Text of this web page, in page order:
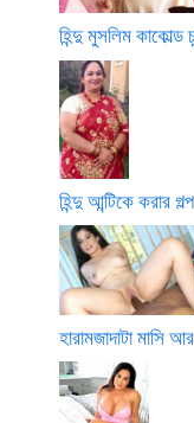
হিন্দু মুসলিম কাকোল্ড
হিন্দু আন্টিকে করার গল্প
হারামজাদাটা মাসি